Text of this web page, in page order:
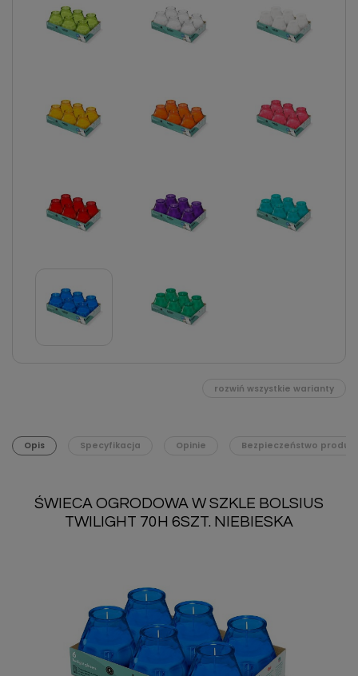
rozwiń wszystkie warianty
Opis Specyfikacja Opinie Bezpieczeństwo
ŚWIECA OGRODOWA W SZKLE BOLSIUS
TWILIGHT 70H 6SZT. NIEBIESKA